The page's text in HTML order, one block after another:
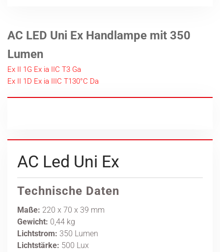
AC LED Uni Ex Handlampe mit 350
Lumen
Ex II 1G Ex ia IIC T3 Ga
Ex II 1D Ex ia IIIC T130°C Da
AC Led Uni Ex
Technische Daten
Maße: 220 x 70 x 39 mm
Gewicht: 0,44 kg
Lichtstrom: 350 Lumen
Lichtstärke: 500 Lux